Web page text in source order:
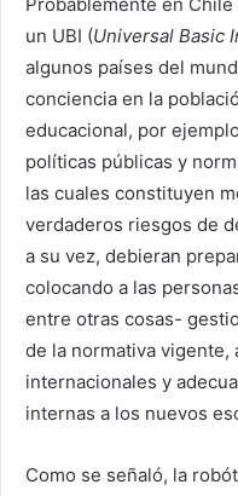
un UBI (Universal Basic
algunos países del
conciencia en la
educacional, por
políticas públicas y
las cuales constituyen
verdaderos riesgos de
a su vez, debieran
colocando a las
entre otras cosas-
de la normativa vigente,
internacionales y
internas a los nuevos
Como se señaló, la